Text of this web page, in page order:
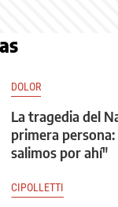
DOLOR
La tragedia del
primera
salimos por ahí"
CIPOLLETTI